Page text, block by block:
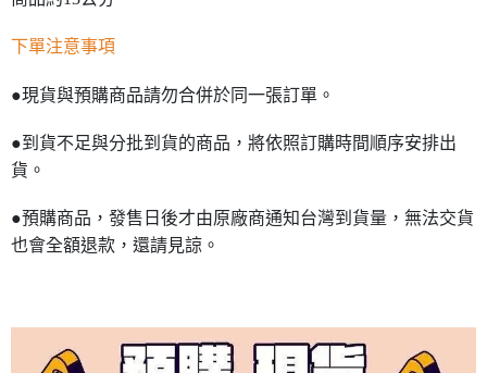
下單注意事項
●現貨與預購商品請勿合併於同一張訂單。
●到貨不足與分批到貨的商品，將依照訂購時間順序安排出
貨。
●預購商品，發售日後才由原廠商通知台灣到貨量，無法交貨
也會全額退款，還請見諒。